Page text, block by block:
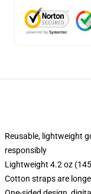
Reusable, lightweight
responsibly
Lightweight 4.2 oz
Cotton straps are